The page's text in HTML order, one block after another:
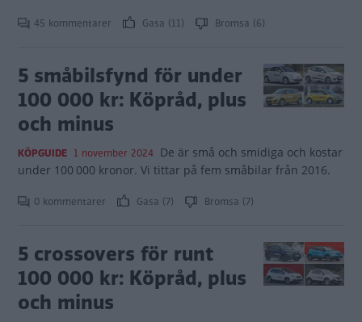
45 kommentarer Gasa (11) Bromsa (6)
5 småbilsfynd för under
100 000 kr: Köpråd, plus
och minus
KÖPGUIDE 1 november 2024 De är små och smidiga och kostar
under 100 000 kronor. Vi tittar på fem småbilar från 2016.
0 kommentarer Gasa (7) Bromsa (7)
5 crossovers för runt
100 000 kr: Köpråd, plus
och minus